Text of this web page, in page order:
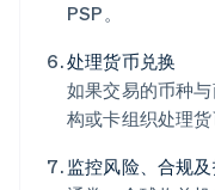
PSP。
处理货币兑换
如果交易的币种
构或卡组织处理货
监控风险、合规